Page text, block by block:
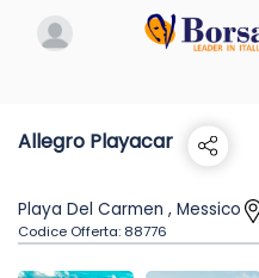
Allegro Playacar
Playa Del Carmen , Messico
Codice Offerta: 88776